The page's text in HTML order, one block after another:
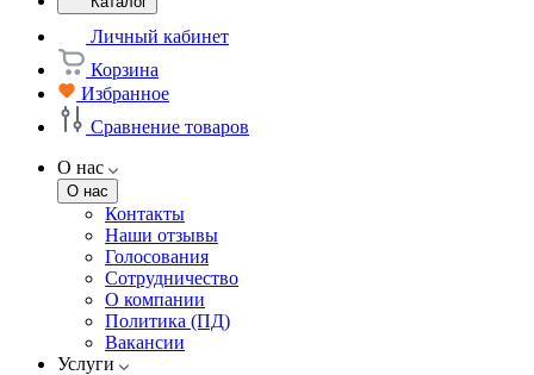
Личный кабинет
Корзина
Избранное
Сравнение товаров
О нас
О нас
Контакты
Наши отзывы
Голосования
Сотрудничество
О компании
Политика (ПД)
Вакансии
Услуги